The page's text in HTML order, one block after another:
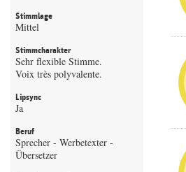
Stimmlage
Mittel
Stimmcharakter
Sehr flexible Stimme.
Voix très polyvalente.
Lipsync
Ja
Beruf
Sprecher - Werbetexter -
Übersetzer